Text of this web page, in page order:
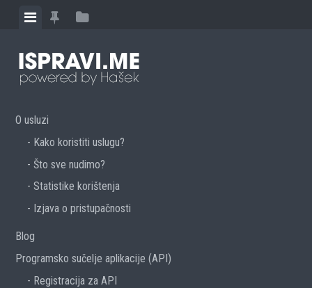
Skip to content
View menu
View featured posts
View sidebar
O usluzi
Kako koristiti uslugu?
Što sve nudimo?
Statistike korištenja
Izjava o pristupačnosti
Blog
Programsko sučelje aplikacije (API)
Registracija za API